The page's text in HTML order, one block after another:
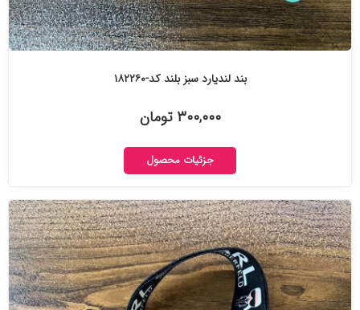
بند لندیارد سبز بلند کد-۱۸۲۲۶۰
۳۰۰,۰۰۰ تومان
جزئیات محصول